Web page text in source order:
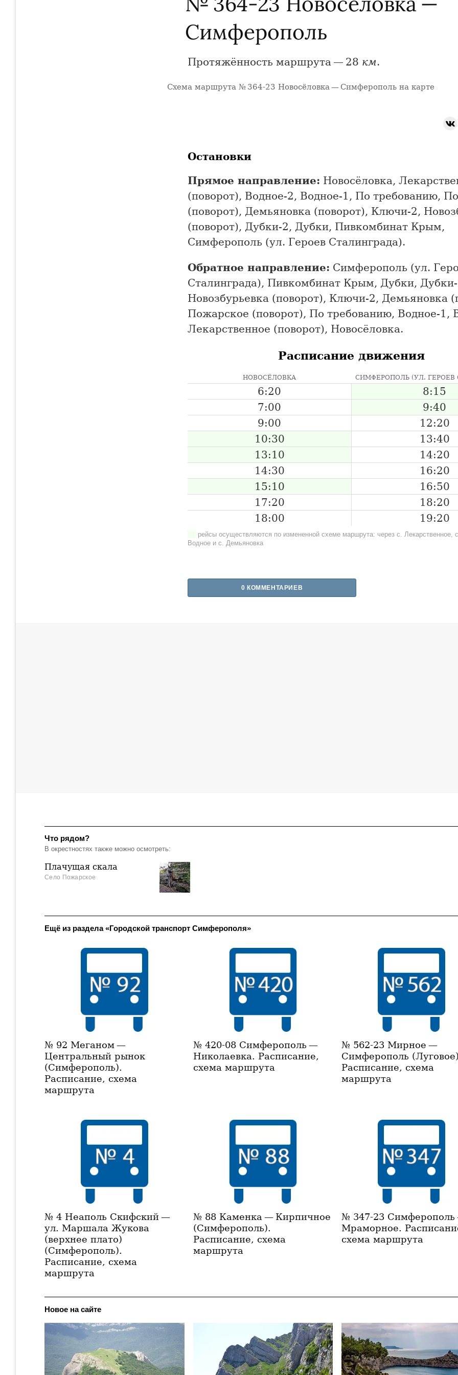
Симферополь
Протяжённость маршрута — 28 км.
+
Схема маршрута № 364-23 Новосёловка — Симферополь на карте
Остановки
Прямое направление: Новосёловка,
(поворот), Водное-2, Водное-1, По требованию,
(поворот), Демьяновка (поворот), Ключи-2,
(поворот), Дубки-2, Дубки, Пивкомбинат Крым,
Симферополь (ул. Героев Сталинграда).
Обратное направление: Симферополь (ул.
Сталинграда), Пивкомбинат Крым, Дубки,
Новозбурьевка (поворот), Ключи-2, Демьяновка
Пожарское (поворот), По требованию, Водное-1,
Лекарственное (поворот), Новосёловка.
Расписание движения
НОВОСЁЛОВКА СИМФЕРОПОЛЬ (УЛ. ГЕРОЕВ
6:20
8:15
7:00
9:40
9:00
12:20
10:30
13:40
13:10
14:20
14:30
16:20
15:10
16:50
17:20
18:20
18:00
19:20
рейсы осуществляются по измененной схеме маршрута: через с. Лекарственное,
Водное и с. Демьяновка
0 КОММЕНТАРИЕВ
Что рядом?
В окрестностях также можно осмотреть:
Плачущая скала
Село Пожарское
Ещё из раздела «Городской транспорт Симферополя»
№ 92 Меганом —
Центральный рынок
(Симферополь).
Расписание, схема
маршрута
№ 420-08 Симферополь —
Николаевка. Расписание,
схема маршрута
№ 562-23 Мирное —
Симферополь
Расписание, схема
маршрута
№ 4 Неаполь Скифский —
ул. Маршала Жукова
(верхнее плато)
(Симферополь).
Расписание, схема
маршрута
№ 88 Каменка — Кирпичное
(Симферополь).
Расписание, схема
маршрута
№ 347-23
Мраморное.
схема маршрута
Новое на сайте